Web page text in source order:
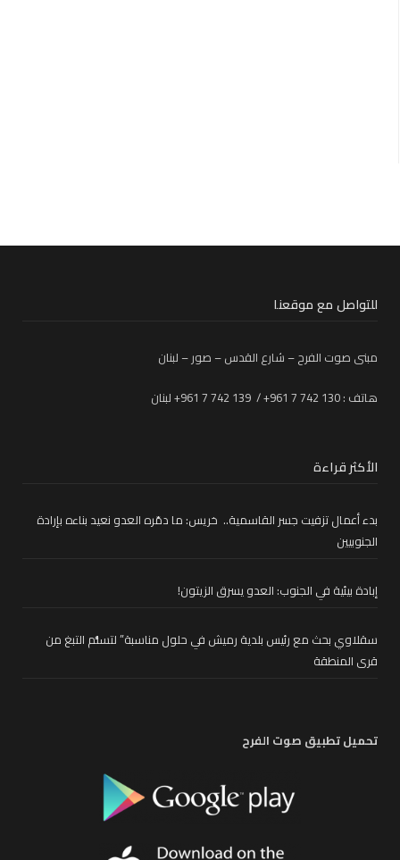
للتواصل مع موقعنا
مبنى صوت الفرح – شارع القدس – صور – لبنان
هاتف : 130 742 7 961+ / 139 742 7 961+ لبنان
الأكثر قراءة
بدء أعمال تزفيت جسر القاسمية.. خريس: ما دمّره العدو نعيد بناءه بإرادة
الجنوبيين
إبادة بيئية في الجنوب: العدو يسرق الزيتون!
سقلاوي بحث مع رئيس بلدية رميش في حلول مناسبة” لتسلُّم التبغ من
قرى المنطقة
تحميل تطبيق صوت الفرح